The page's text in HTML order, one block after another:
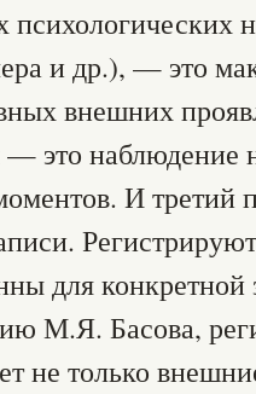
психологических
и др.), — это
внешних
это наблюдение
И
для конкретной
М.Я. Басова,
не только